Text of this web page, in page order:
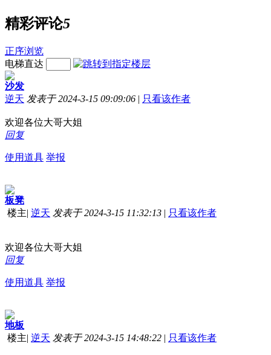
精彩评论5
正序浏览
电梯直达
沙发
逆天 发表于 2024-3-15 09:09:06 | 只看该作者
欢迎各位大哥大姐
回复
使用道具 举报
板凳
楼主| 逆天 发表于 2024-3-15 11:32:13 | 只看该作者
欢迎各位大哥大姐
回复
使用道具 举报
地板
楼主| 逆天 发表于 2024-3-15 14:48:22 | 只看该作者